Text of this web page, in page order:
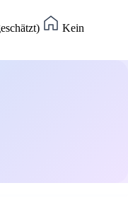
Kein